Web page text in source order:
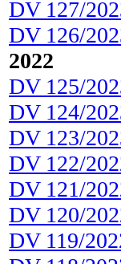
DV 127/
DV 126/
2022
DV 125/
DV 124/
DV 123/
DV 122/
DV 121/
DV 120/
DV 119/